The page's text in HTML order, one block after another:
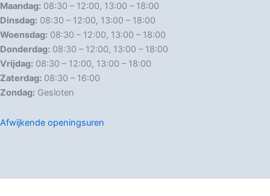
Maandag: 08:30 – 12:00, 13:00 – 18:00
Dinsdag: 08:30 – 12:00, 13:00 – 18:00
Woensdag: 08:30 – 12:00, 13:00 – 18:00
Donderdag: 08:30 – 12:00, 13:00 – 18:00
Vrijdag: 08:30 – 12:00, 13:00 – 18:00
Zaterdag: 08:30 – 16:00
Zondag: Gesloten
Afwijkende openingsuren